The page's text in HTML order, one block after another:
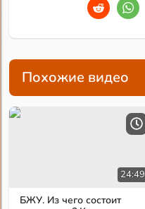
Похожие видео
24:49
БЖУ. Из чего состоит